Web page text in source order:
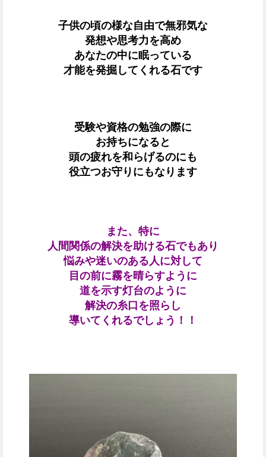
子供の頃の様な自由で無邪気な
発想や思考力を高め
あなたの中に眠っている
才能を発掘してくれる石です
受験や資格の勉強の際に
お持ちになると
頭の疲れを和らげるのにも
役立つお守りにもなります
また、特に
人間関係の解決を助ける石でもあり
悩みや迷いのある人に対して
目の前に霧を晴らすように
道を示す灯台のように
解決の糸口を照らし
導いてくれるでしょう！！